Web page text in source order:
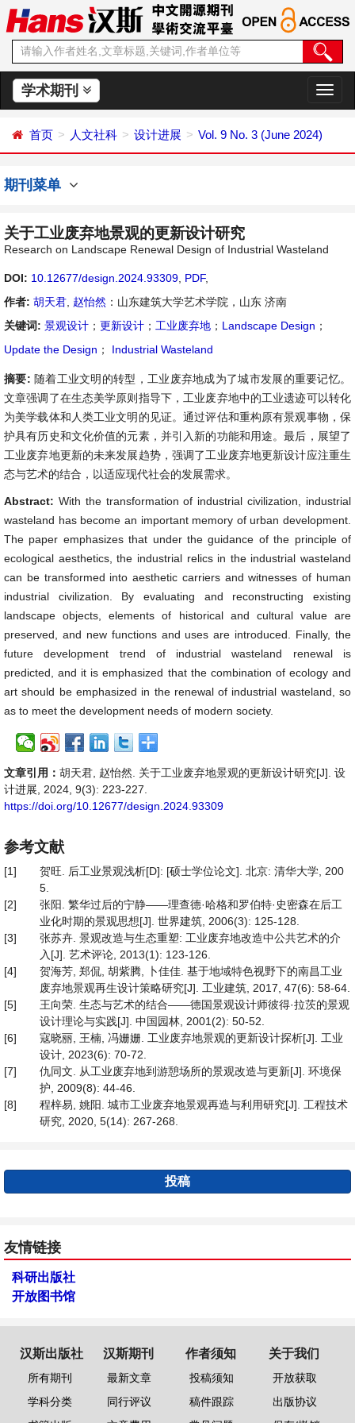
学术期刊
切
换
首页 人文社科 设计进展 Vol. 9 No. 3 (June 2024)
期刊菜单
关于工业废弃地景观的更新设计研究
Research on Landscape Renewal Design of Industrial Wasteland
DOI: 10.12677/design.2024.93309 PDF,
作者: 胡天君 赵怡然 ：山东建筑大学艺术学院，山东 济南
关键词: 景观设计 ； 更新设计 ； 工业废弃地 ； Landscape Design ；
Update the Design ； Industrial Wasteland
摘要: 随着工业文明的转型，工业废弃地成为了城市发展的重要记忆。
文章强调了在生态美学原则指导下，工业废弃地中的工业遗迹可以转化
为美学载体和人类工业文明的见证。通过评估和重构原有景观事物，保
护具有历史和文化价值的元素，并引入新的功能和用途。最后，展望了
工业废弃地更新的未来发展趋势，强调了工业废弃地更新设计应注重生
态与艺术的结合，以适应现代社会的发展需求。
Abstract: With the transformation of industrial civilization, industrial
wasteland has become an important memory of urban development.
The paper emphasizes that under the guidance of the principle of
ecological aesthetics, the industrial relics in the industrial wasteland
can be transformed into aesthetic carriers and witnesses of human
industrial civilization. By evaluating and reconstructing existing
landscape objects, elements of historical and cultural value are
preserved, and new functions and uses are introduced. Finally, the
future development trend of industrial wasteland renewal is
predicted, and it is emphasized that the combination of ecology and
art should be emphasized in the renewal of industrial wasteland, so
as to meet the development needs of modern society.
文章引用： 胡天君, 赵怡然. 关于工业废弃地景观的更新设计研究[J]. 设
计进展, 2024, 9(3): 223-227.
https://doi.org/10.12677/design.2024.93309
参考文献
[1]
贺旺. 后工业景观浅析[D]: [硕士学位论文]. 北京: 清华大学, 200
5.
[2]
张阳. 繁华过后的宁静——理查德·哈格和罗伯特·史密森在后工
业化时期的景观思想[J]. 世界建筑, 2006(3): 125-128.
[3]
张苏卉. 景观改造与生态重塑: 工业废弃地改造中公共艺术的介
入[J]. 艺术评论, 2013(1): 123-126.
[4]
贺海芳, 郑侃, 胡紫腾, 卜佳佳. 基于地域特色视野下的南昌工业
废弃地景观再生设计策略研究[J]. 工业建筑, 2017, 47(6): 58-64.
[5]
王向荣. 生态与艺术的结合——德国景观设计师彼得·拉茨的景观
设计理论与实践[J]. 中国园林, 2001(2): 50-52.
[6]
寇晓丽, 王楠, 冯姗姗. 工业废弃地景观的更新设计探析[J]. 工业
设计, 2023(6): 70-72.
[7]
仇同文. 从工业废弃地到游憩场所的景观改造与更新[J]. 环境保
护, 2009(8): 44-46.
[8]
程梓易, 姚阳. 城市工业废弃地景观再造与利用研究[J]. 工程技术
研究, 2020, 5(14): 267-268.
投稿
友情链接
科研出版社
开放图书馆
汉斯出版社
所有期刊
学科分类
汉斯期刊
最新文章
同行评议
作者须知
投稿须知
稿件跟踪
关于我们
开放获取
出版协议